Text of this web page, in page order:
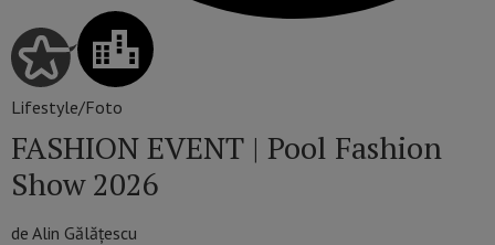
Lifestyle/Foto
FASHION EVENT | Pool Fashion
Show 2026
de Alin Gălățescu